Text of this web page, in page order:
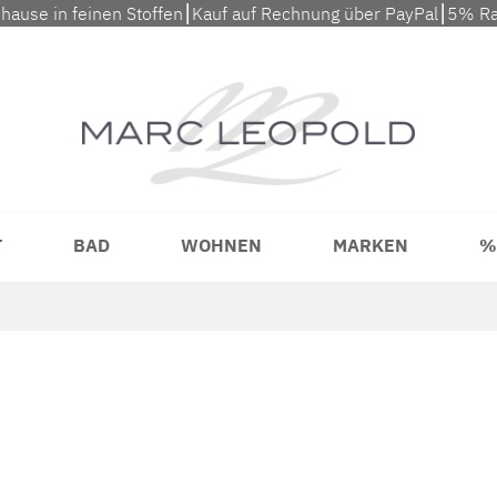
in feinen Stoffen⎮Kauf auf Rechnung über PayPal⎮5%
BAD WOHNEN MARKEN